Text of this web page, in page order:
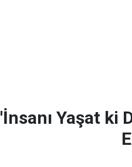
Yaşat ki